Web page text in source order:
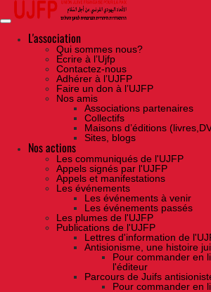
Skip
the
contentL'association
Qui sommes nous?
Ecrire à l’Ujfp
Contactez-nous
Adhérer à l’UJFP
Faire un don à l’UJFP
Nos amis
Associations partenaires
Collectifs
Maisons d’éditions
Sites, blogs
Nos actions
Les communiqués de l'UJFP
Appels signés par l'UJFP
Appels et manifestations
Les événements
Les événements à venir
Les événements passés
Les plumes de l'UJFP
Publications de l'UJFP
Lettres d'information de
Antisionisme, une histoire
Pour commander en
l'éditeur
Parcours de Juifs
Pour commander en